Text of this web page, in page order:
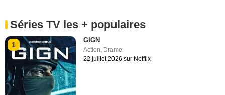
Séries TV les + populaires
1
GIGN
Action Drame
22 juillet 2026 sur Netflix